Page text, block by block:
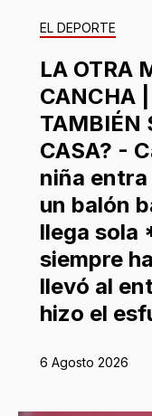
EL DEPORTE
LA OTRA
CANCHA
TAMBIÉN
CASA? -
niña entra
un balón
llega sola
siempre
llevó al
hizo el
6 Agosto 2026